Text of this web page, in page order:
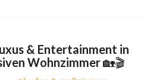
& Entertainment in
Wohnzimmer🏡🎬